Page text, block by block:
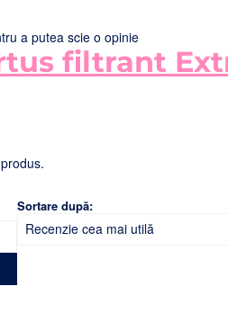
a putea scie o opinie
filtrant
Sortare după: